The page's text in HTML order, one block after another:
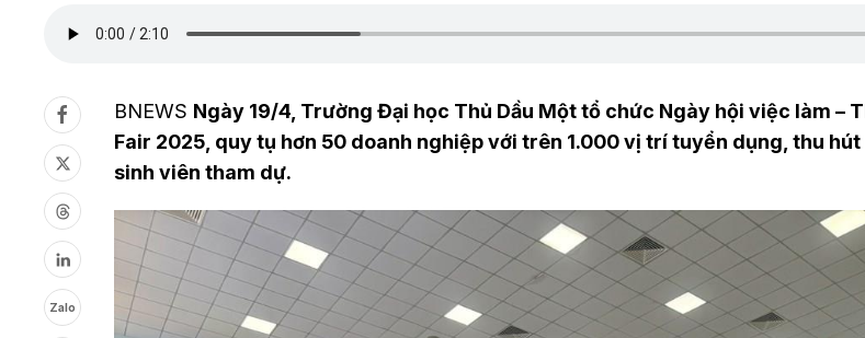
Zalo
BNEWS Ngày 19/4, Trường Đại học Thủ Dầu Một tổ chức Ngày hội việc làm –
Fair 2025, quy tụ hơn 50 doanh nghiệp với trên 1.000 vị trí tuyển dụng, thu
sinh viên tham dự.